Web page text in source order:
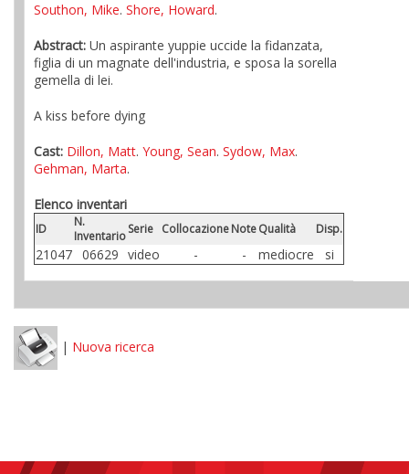
Southon, Mike. Shore, Howard.
Abstract: Un aspirante yuppie uccide la fidanzata,
figlia di un magnate dell'industria, e sposa la sorella
gemella di lei.
A kiss before dying
Cast: Dillon, Matt. Young, Sean. Sydow, Max.
Gehman, Marta.
Elenco inventari
ID
N.
InventarioSerie CollocazioneNoteQualità Disp.
21047 06629 video - - mediocre si
| Nuova ricerca